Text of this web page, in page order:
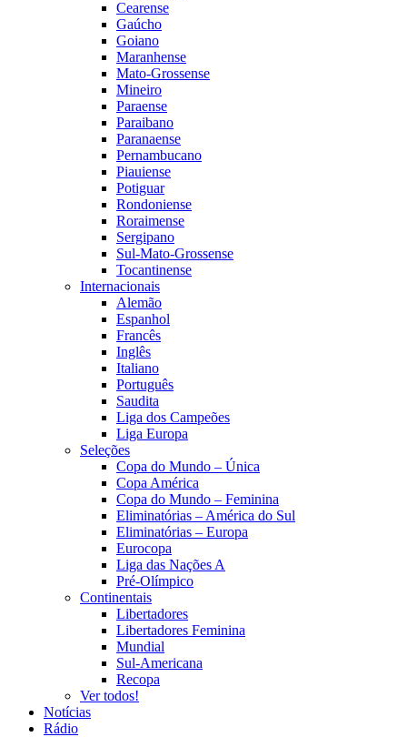
Cearense
Gaúcho
Goiano
Maranhense
Mato-Grossense
Mineiro
Paraense
Paraibano
Paranaense
Pernambucano
Piauiense
Potiguar
Rondoniense
Roraimense
Sergipano
Sul-Mato-Grossense
Tocantinense
Internacionais
Alemão
Espanhol
Francês
Inglês
Italiano
Português
Saudita
Liga dos Campeões
Liga Europa
Seleções
Copa do Mundo – Única
Copa América
Copa do Mundo – Feminina
Eliminatórias – América do Sul
Eliminatórias – Europa
Eurocopa
Liga das Nações A
Pré-Olímpico
Continentais
Libertadores
Libertadores Feminina
Mundial
Sul-Americana
Recopa
Ver todos!
Notícias
Rádio